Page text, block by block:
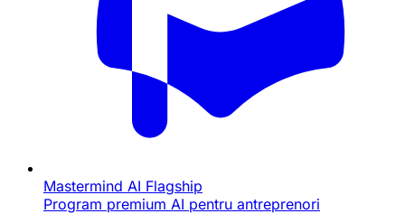
Mastermind AI Flagship
Program premium AI pentru antreprenori